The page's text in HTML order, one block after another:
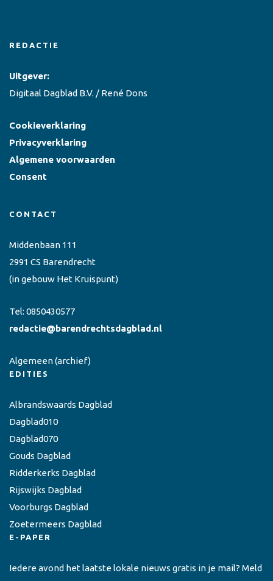
REDACTIE
Uitgever:
Digitaal Dagblad B.V. / René Dons
Cookieverklaring
Privacyverklaring
Algemene voorwaarden
Consent
CONTACT
Middenbaan 111
2991 CS Barendrecht
(in gebouw Het Kruispunt)
Tel: 0850430577
redactie@barendrechtsdagblad.nl
Algemeen(archief)
EDITIES
Albrandswaards Dagblad
Dagblad010
Dagblad070
Gouds Dagblad
Ridderkerks Dagblad
Rijswijks Dagblad
Voorburgs Dagblad
Zoetermeers Dagblad
E-PAPER
Iedere avond het laatste lokale nieuws gratis in je mail? Meld